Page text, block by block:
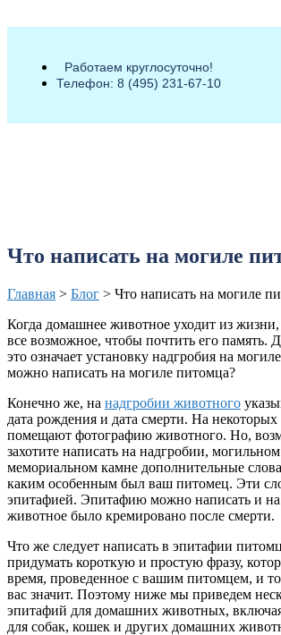
Работаем круглосуточно!
Телефон: 8 (495) 231-67-10
Что написать на могиле
Главная > Блог > Что написать на могиле
Когда домашнее животное уходит из жизни,
все возможное, чтобы почтить его память.
это означает установку надгробия на
можно написать на могиле питомца?
Конечно же, на надгробии животного
дата рождения и дата смерти. На
помещают фотографию животного. Но,
захотите написать на надгробии,
мемориальном камне дополнительные
каким особенным был ваш питомец. Эти
эпитафией. Эпитафию можно написать и на
животное было кремировано после смерти.
Что же следует написать в эпитафии
придумать короткую и простую фразу,
время, проведенное с вашим питомцем, и
вас значит. Поэтому ниже мы приведем
эпитафий для домашних животных,
для собак, кошек и других домашних